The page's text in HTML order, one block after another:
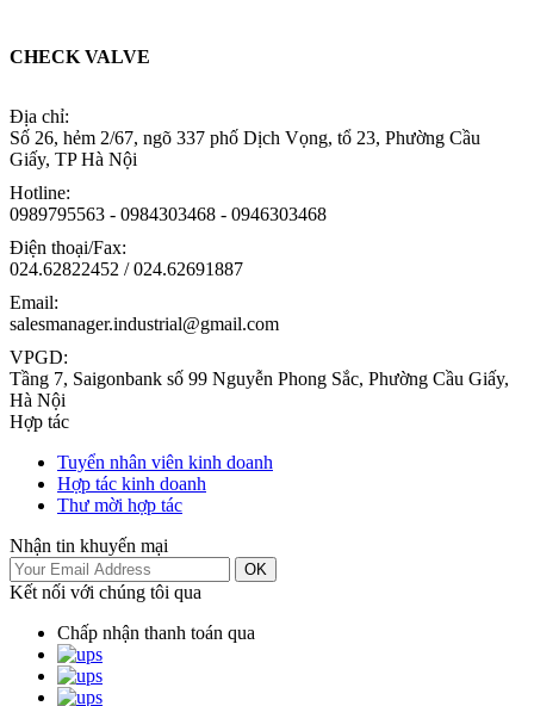
CHECK VALVE
Địa chỉ:
Số 26, hẻm 2/67, ngõ 337 phố Dịch Vọng, tổ 23, Phường Cầu
Giấy, TP Hà Nội
Hotline:
0989795563 - 0984303468 - 0946303468
Điện thoại/Fax:
024.62822452 / 024.62691887
Email:
salesmanager.industrial@gmail.com
VPGD:
Tầng 7, Saigonbank số 99 Nguyễn Phong Sắc, Phường Cầu Giấy,
Hà Nội
Hợp tác
Tuyển nhân viên kinh doanh
Hợp tác kinh doanh
Thư mời hợp tác
Nhận tin khuyến mại
OK
Kết nối với chúng tôi qua
Chấp nhận thanh toán qua